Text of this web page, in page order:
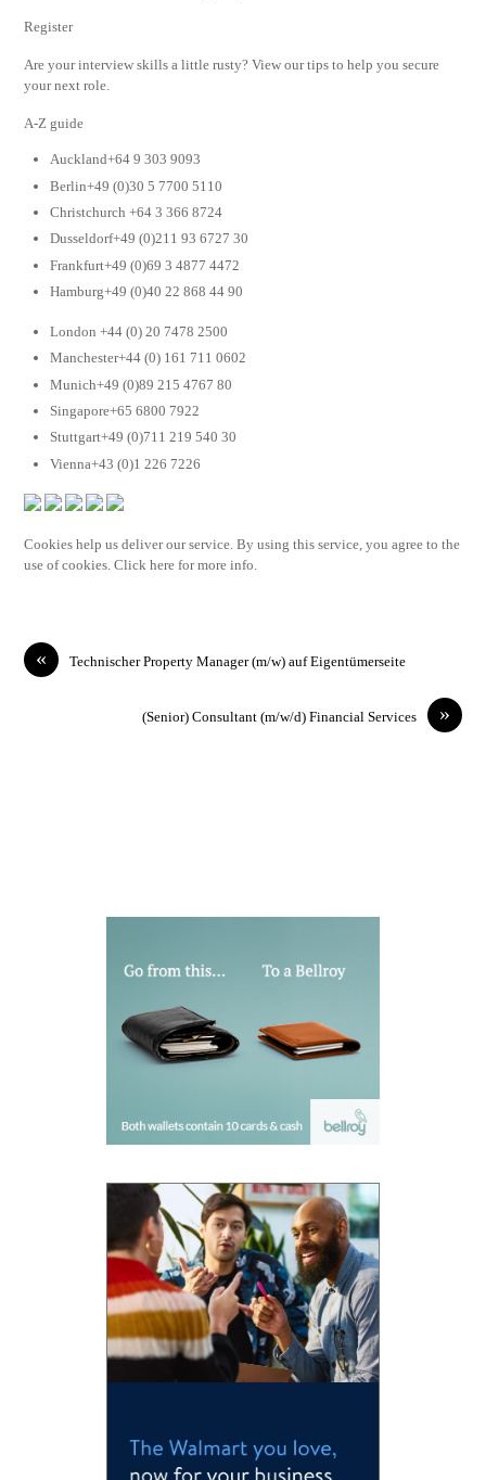
Register
Are your interview skills a little rusty? View our tips to help you secure
your next role.
A-Z guide
Auckland+64 9 303 9093
Berlin+49 (0)30 5 7700 5110
Christchurch +64 3 366 8724
Dusseldorf+49 (0)211 93 6727 30
Frankfurt+49 (0)69 3 4877 4472
Hamburg+49 (0)40 22 868 44 90
London +44 (0) 20 7478 2500
Manchester+44 (0) 161 711 0602
Munich+49 (0)89 215 4767 80
Singapore+65 6800 7922
Stuttgart+49 (0)711 219 540 30
Vienna+43 (0)1 226 7226
Cookies help us deliver our service. By using this service, you agree to the
use of cookies. Click here for more info.
« Technischer Property Manager (m/w) auf Eigentümerseite
»
(Senior) Consultant (m/w/d) Financial Services